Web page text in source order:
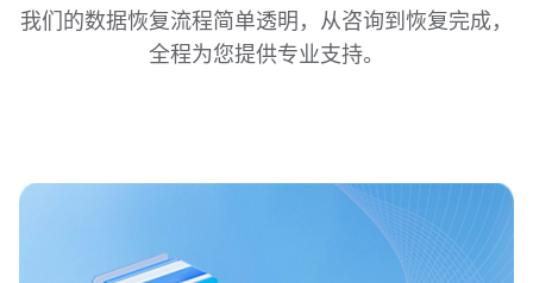
我们的数据恢复流程简单透明，从咨询到恢复完成，
全程为您提供专业支持。